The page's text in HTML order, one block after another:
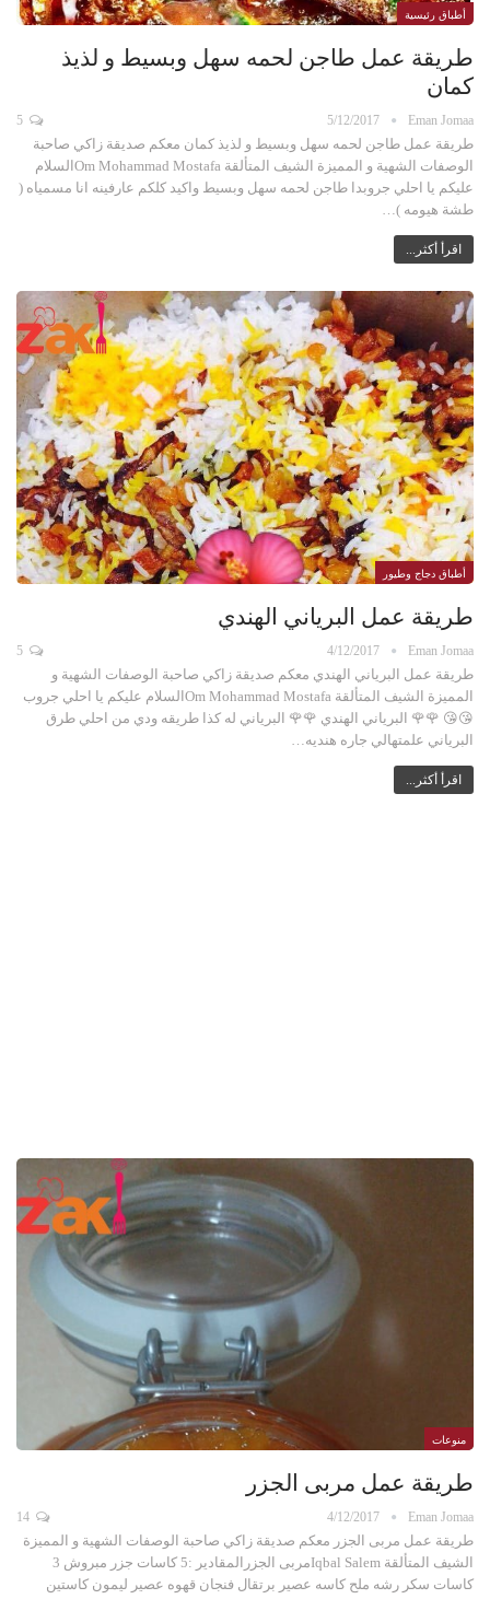
أطباق رئيسية
طريقة عمل طاجن لحمه سهل وبسيط و لذيذ
كمان
Eman Jomaa
5/12/2017
طريقة عمل طاجن لحمه سهل وبسيط و لذيذ كمان معكم صديقة زاكي صاحبة
الوصفات الشهية و المميزة الشيف المتألقة Om Mohammad Mostafaالسلام
عليكم يا احلي جروبدا طاجن لحمه سهل وبسيط واكيد كلكم عارفينه انا مسمياه (
طشة هيومه )…
اقرأ أكثر...
أطباق دجاج وطيور
طريقة عمل البرياني الهندي
Eman Jomaa
4/12/2017
طريقة عمل البرياني الهندي معكم صديقة زاكي صاحبة الوصفات الشهية و
المميزة الشيف المتألقة Om Mohammad Mostafaالسلام عليكم يا احلي جروب
😘😘 🌹🌹 البرياني الهندي 🌹🌹 البرياني له كذا طريقه ودي من احلي طرق
البرياني علمتهالي جاره هنديه…
اقرأ أكثر...
منوعات
طريقة عمل مربى الجزر
Eman Jomaa
4/12/2017
طريقة عمل مربى الجزر معكم صديقة زاكي صاحبة الوصفات الشهية و المميزة
الشيف المتألقة Iqbal Salemمربى الجزرالمقادير :5 كاسات جزر مبروش 3
كاسات سكر رشه ملح كاسه عصير برتقال فنجان قهوه عصير ليمون كاستين